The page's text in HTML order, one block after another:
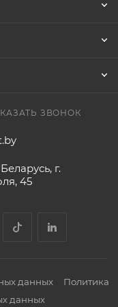
ЗВОНОК
г.
45
данных
Политика
данных